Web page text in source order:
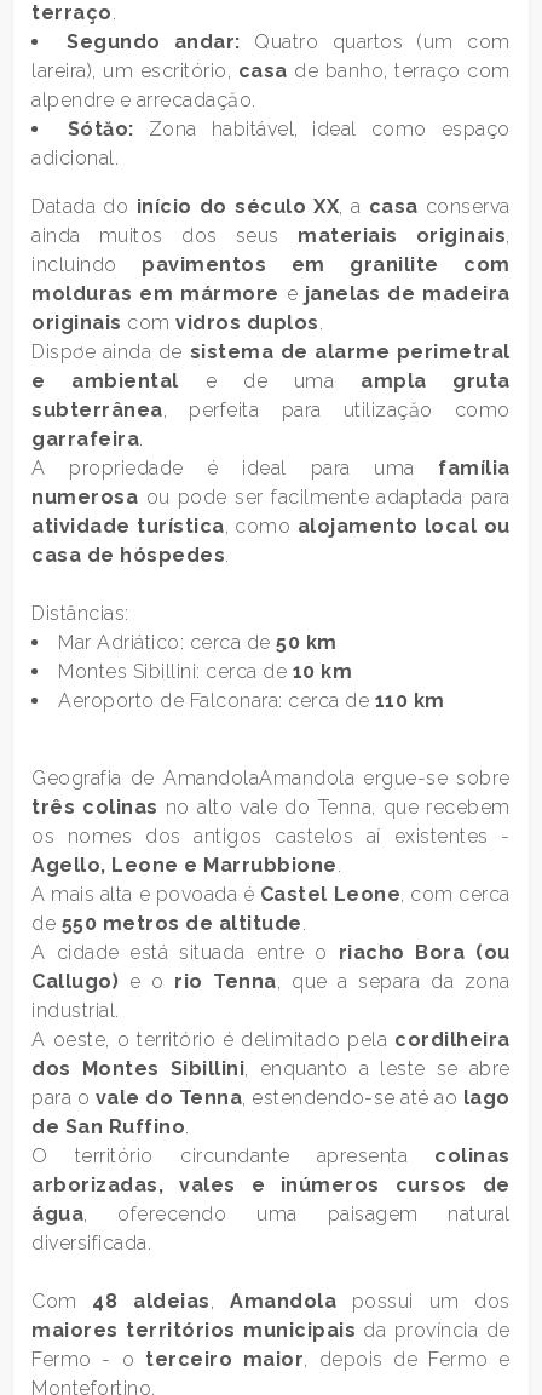
terraço.
Segundo andar: Quatro quartos (um com
lareira), um escritório, casa de banho, terraço com
alpendre e arrecadaçăo.
Sótăo: Zona habitável, ideal como espaço
adicional.
Datada do início do século XX, a casa conserva
ainda muitos dos seus materiais originais,
incluindo pavimentos em granilite com
molduras em mármore e janelas de madeira
originais comvidros duplos.
Dispơe ainda de sistema de alarme perimetral
e ambiental e de uma ampla gruta
subterrânea, perfeita para utilizaçăo como
garrafeira.
A propriedade é ideal para uma família
numerosa ou pode ser facilmente adaptada para
atividade turística, como alojamento local ou
casa de hóspedes.
Distâncias:
Mar Adriático: cerca de50 km
Montes Sibillini: cerca de 10 km
Aeroporto de Falconara: cerca de 110 km
Geografia de AmandolaAmandola ergue-se sobre
três colinas no alto vale do Tenna, que recebem
os nomes dos antigos castelos aí existentes -
Agello, Leone e Marrubbione.
A mais alta e povoada é Castel Leone, com cerca
de 550 metros de altitude.
A cidade está situada entre o riacho Bora (ou
Callugo) e o rio Tenna, que a separa da zona
industrial.
A oeste, o território é delimitado pela cordilheira
dos Montes Sibillini, enquanto a leste se abre
para o vale do Tenna, estendendo-se até ao lago
de San Ruffino.
O território circundante apresenta colinas
arborizadas, vales e inúmeros cursos de
água, oferecendo uma paisagem natural
diversificada.
Com 48 aldeias, Amandola possui um dos
maiores territórios municipais da província de
Fermo - o terceiro maior, depois de Fermo e
Montefortino.
metros
quadrados
Quartos
mínimos
Qualquer
1
2
4
5+
Banheiros
mínimos
Qualquer
1
2
3
5